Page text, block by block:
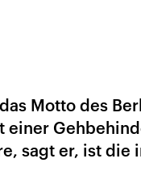
Motto des
einer
sagt er, ist die